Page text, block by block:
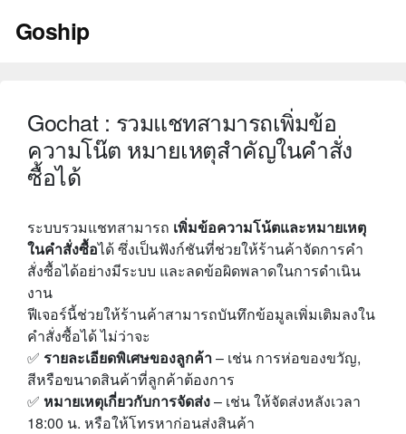
Goship
Gochat : รวมแชทสามารถเพิ่มข้อ
ความโน๊ต หมายเหตุสำคัญในคำสั่ง
ซื้อได้
ระบบรวมแชทสามารถ เพิ่มข้อความโน้ตและหมายเหตุ
ในคำสั่งซื้อได้ ซึ่งเป็นฟังก์ชันที่ช่วยให้ร้านค้าจัดการคำ
สั่งซื้อได้อย่างมีระบบ และลดข้อผิดพลาดในการดำเนิน
งาน
ฟีเจอร์นี้ช่วยให้ร้านค้าสามารถบันทึกข้อมูลเพิ่มเติมลงใน
คำสั่งซื้อได้ ไม่ว่าจะ
✅ รายละเอียดพิเศษของลูกค้า– เช่น การห่อของขวัญ,
สีหรือขนาดสินค้าที่ลูกค้าต้องการ
✅ หมายเหตุเกี่ยวกับการจัดส่ง– เช่น ให้จัดส่งหลังเวลา
18:00 น. หรือให้โทรหาก่อนส่งสินค้า